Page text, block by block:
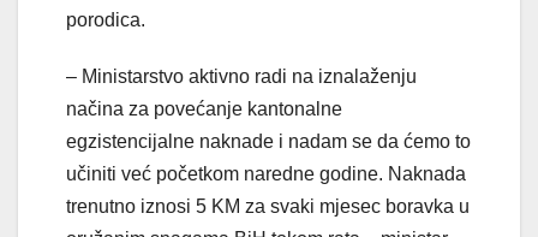
porodica.
– Ministarstvo aktivno radi na iznalaženju
načina za povećanje kantonalne
egzistencijalne naknade i nadam se da ćemo to
učiniti već početkom naredne godine. Naknada
trenutno iznosi 5 KM za svaki mjesec boravka u